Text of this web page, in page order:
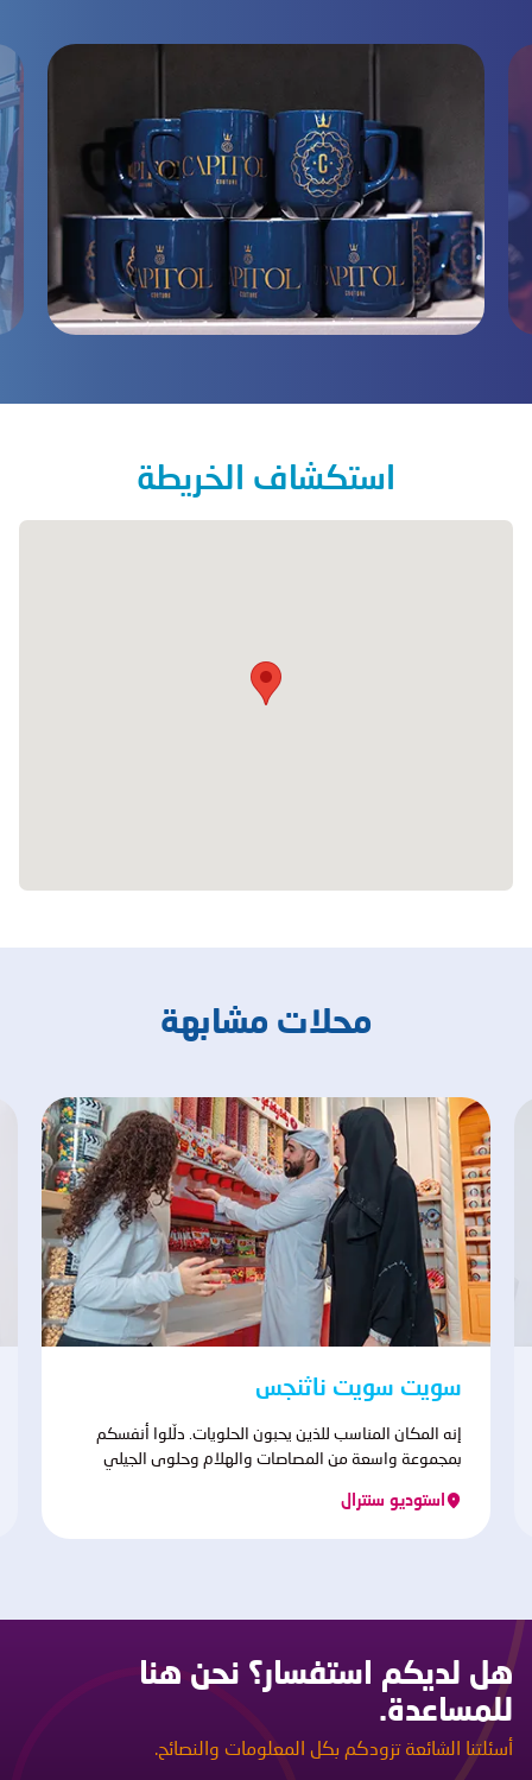
استكشاف الخريطة
محلات مشابهة
سويت سويت ناثنجس
إنه المكان المناسب للذين يحبون الحلويات. دلّلوا أنفسكم
بمجموعة واسعة من المصاصات والهلام وحلوى الجيلي
استوديو سنترال
هل لديكم استفسار؟ نحن هنا
للمساعدة.
أسئلتنا الشائعة تزودكم بكل المعلومات والنصائح.